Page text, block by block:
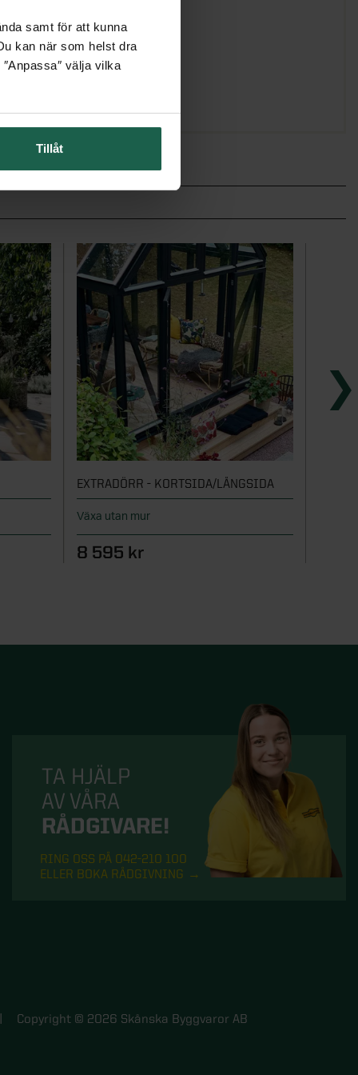
samt för att kunna
kan när som helst dra
välja vilka
Tillåt
EXTRADÖRR - KORTSIDA/LÅNGSIDA
Växa utan mur
8 595 kr
TA HJÄLP
AV VÅRA
RÅDGIVARE!
RING OSS PÅ 042-210 100
ELLER BOKA RÅDGIVNING
Copyright © 2026 Skånska Byggvaror AB